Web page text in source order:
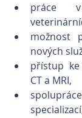
práce
možnost
nových
přístup ke
CT a MRI,